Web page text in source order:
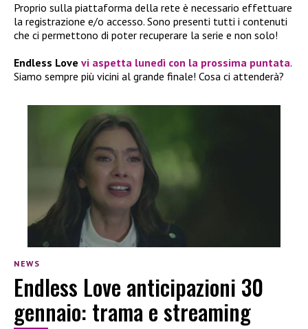
Proprio sulla piattaforma della rete è necessario effettuare
la registrazione e/o accesso. Sono presenti tutti i contenuti
che ci permettono di poter recuperare la serie e non solo!
Endless Love vi aspetta lunedì con la prossima puntata.
Siamo sempre più vicini al grande finale! Cosa ci attenderà?
NEWS
Endless Love anticipazioni 30
gennaio: trama e streaming